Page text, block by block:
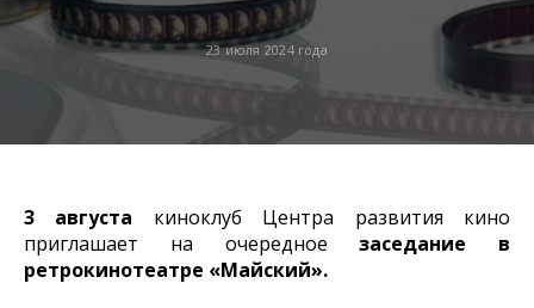
23 июля 2024 года
3 августа киноклуб Центра развития кино
приглашает на очередноезаседание в
ретрокинотеатре «Майский».